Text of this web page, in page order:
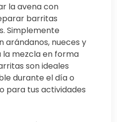
la avena con
barritas
Simplemente
arándanos, nueces y
la mezcla en forma
son ideales
durante el día o
para tus actividades